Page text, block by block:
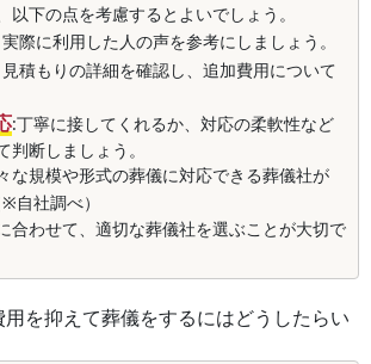
以下の点を考慮するとよいでしょう。
際に利用した人の声を参考にしましょう。
積もりの詳細を確認し、追加費用について
:丁寧に接してくれるか、対応の柔軟性など
断しましょう。
な規模や形式の葬儀に対応できる葬儀社が
自社調べ）
合わせて、適切な葬儀社を選ぶことが大切で
を抑えて葬儀をするにはどうしたらい